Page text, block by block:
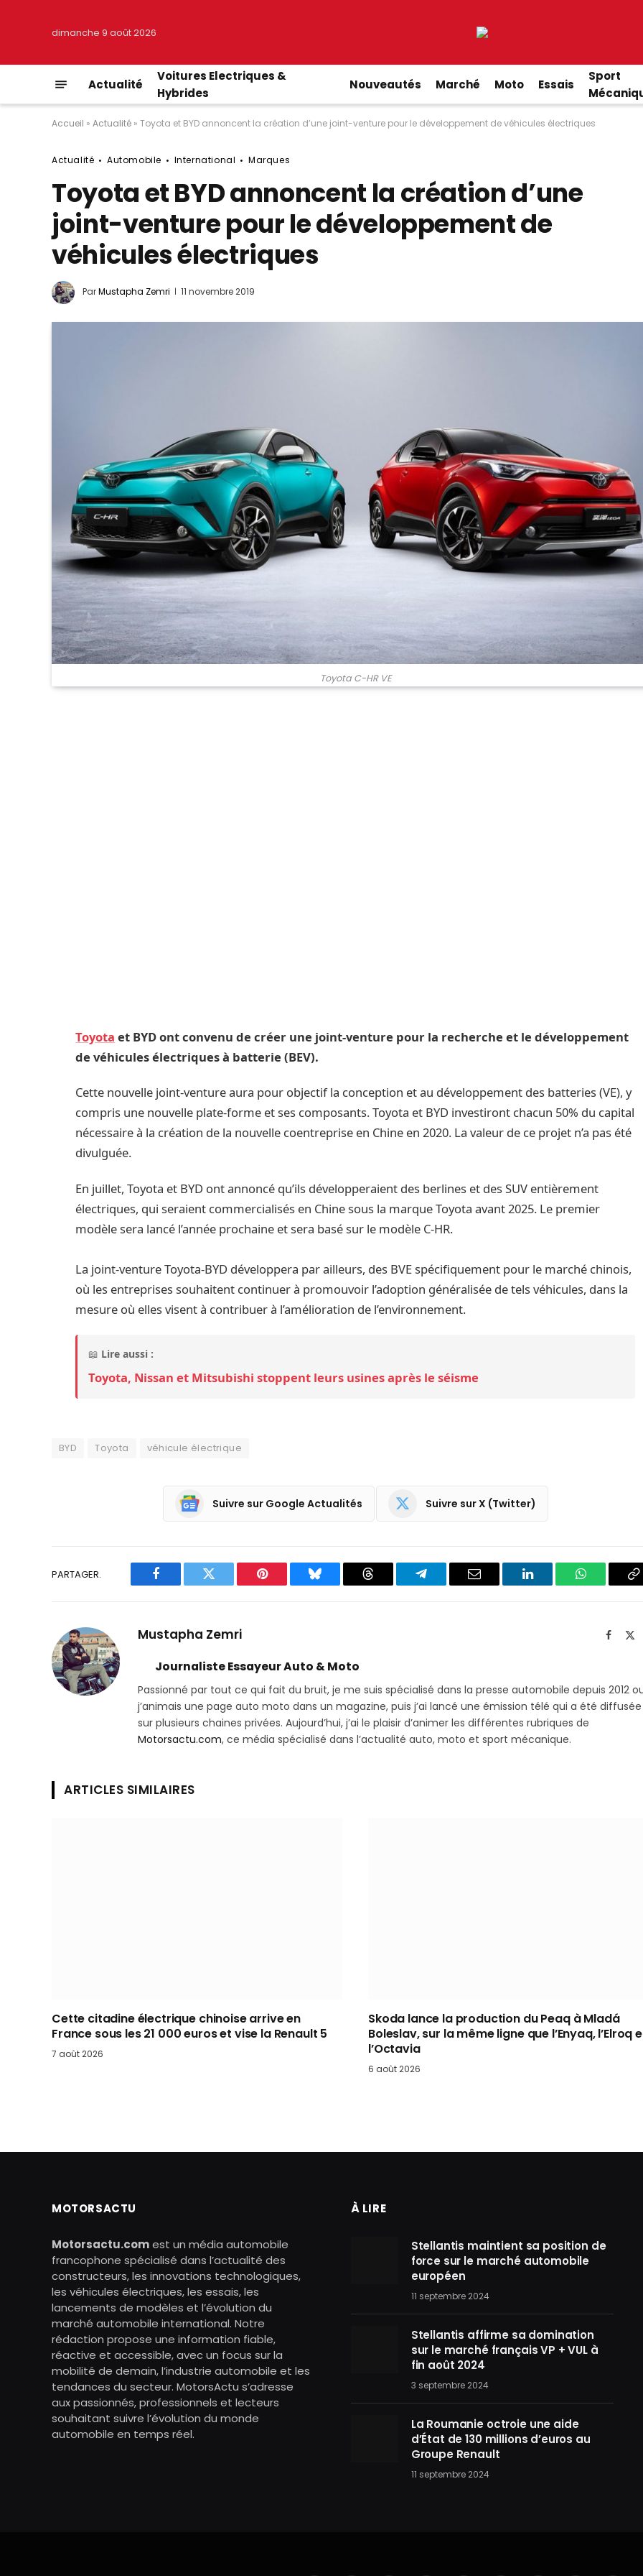
dimanche 9 août 2026
Actualité
Voitures Electriques &
Hybrides
Nouveautés Marché Moto Essais
Sport
Accueil » Actualité » Toyota et BYD annoncent la création d’une joint-venture pour le développement de véhicules électriques
Actualité Automobile International Marques
Toyota et BYD annoncent la création d’une
joint-venture pour le développement de
véhicules électriques
ParMustapha Zemri 11 novembre 2019
Toyota C-HR VE
Toyota et BYD ont convenu de créer une joint-venture pour la recherche et le développement
de véhicules électriques à batterie (BEV).
Cette nouvelle joint-venture aura pour objectif la conception et au développement des batteries (VE), y
compris une nouvelle plate-forme et ses composants. Toyota et BYD investiront chacun 50% du capital
nécessaire à la création de la nouvelle coentreprise en Chine en 2020. La valeur de ce projet n’a pas été
divulguée.
En juillet, Toyota et BYD ont annoncé qu’ils développeraient des berlines et des SUV entièrement
électriques, qui seraient commercialisés en Chine sous la marque Toyota avant 2025. Le premier
modèle sera lancé l’année prochaine et sera basé sur le modèle C-HR.
La joint-venture Toyota-BYD développera par ailleurs, des BVE spécifiquement pour le marché chinois,
où les entreprises souhaitent continuer à promouvoir l’adoption généralisée de tels véhicules, dans la
mesure où elles visent à contribuer à l’amélioration de l’environnement.
📖 Lire aussi :
Toyota, Nissan et Mitsubishi stoppent leurs usines après le séisme
BYD Toyota véhicule électrique
Suivre sur Google Actualités Suivre sur X (Twitter)
PARTAGER.
Facebook Twitter Pinterest Bluesky Threads
Partager
Email LinkedIn WhatsApp
Mustapha Zemri
Journaliste Essayeur Auto & Moto
Passionné par tout ce qui fait du bruit, je me suis spécialisé dans la presse automobile depuis 2012
j’animais une page auto moto dans un magazine, puis j’ai lancé une émission télé qui a été diffusée
sur plusieurs chaines privées. Aujourd’hui, j’ai le plaisir d’animer les différentes rubriques de
Motorsactu.com, ce média spécialisé dans l’actualité auto, moto et sport mécanique.
ARTICLES SIMILAIRES
Cette citadine électrique chinoise arrive en
France sous les 21 000 euros et vise la Renault 5
7 août 2026
Skoda lance la production du Peaq à Mladá
Boleslav, sur la même ligne que l’Enyaq, l’Elroq
l’Octavia
6 août 2026
MOTORSACTU
Motorsactu.comest un média automobile
francophone spécialisé dans l’actualité des
constructeurs, les innovations technologiques,
les véhicules électriques, les essais, les
lancements de modèles et l’évolution du
marché automobile international. Notre
rédaction propose une information fiable,
réactive et accessible, avec un focus sur la
mobilité de demain, l’industrie automobile et les
tendances du secteur. MotorsActu s’adresse
aux passionnés, professionnels et lecteurs
souhaitant suivre l’évolution du monde
automobile en temps réel.
À LIRE
Stellantis maintient sa position de
force sur le marché automobile
européen
11 septembre 2024
Stellantis affirme sa domination
sur le marché français VP + VUL à
fin août 2024
3 septembre 2024
La Roumanie octroie une aide
d’État de 130 millions d’euros au
Groupe Renault
11 septembre 2024